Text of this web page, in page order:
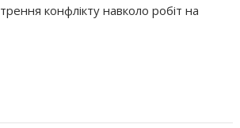
конфлікту навколо робіт на